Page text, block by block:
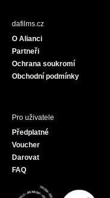
dafilms.cz
O Alianci
Partneři
Ochrana soukromí
Obchodní podmínky
Pro uživatele
Předplatné
Voucher
Darovat
FAQ